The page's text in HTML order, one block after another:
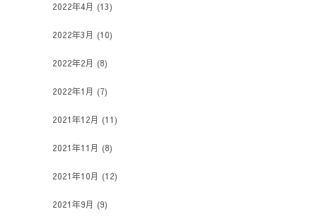
2022年4月 (13)
2022年3月 (10)
2022年2月 (8)
2022年1月 (7)
2021年12月 (11)
2021年11月 (8)
2021年10月 (12)
2021年9月 (9)